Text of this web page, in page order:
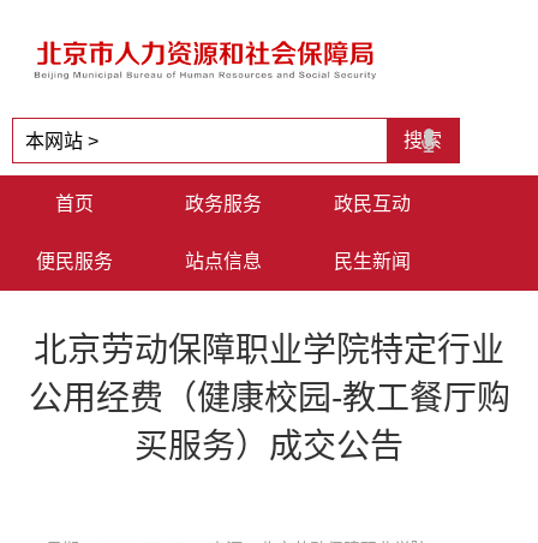
首页 政务服务 政民互动
便民服务 站点信息 民生新闻
北京劳动保障职业学院特定行业
公用经费（健康校园-教工餐厅购
买服务）成交公告